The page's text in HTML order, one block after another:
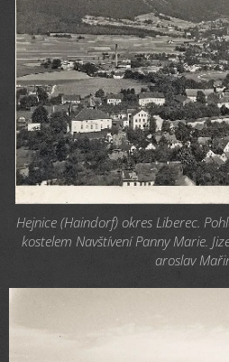
Hejnice (Haindorf) okres Liberec.
kostelem Navštívení Panny Marie.
aroslav